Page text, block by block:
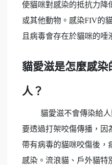
使貓咪對感染的抵抗力降
或其他動物。感染FIV的
且病毒會存在於貓咪的唾
貓愛滋是怎麼感
人？
貓愛滋不會傳染給
要透過打架咬傷傳播，因
帶有病毒的貓咪咬傷後，
感染。流浪貓、戶外貓特